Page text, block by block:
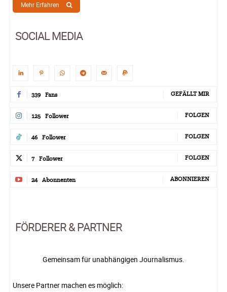
Mehr Erfahren
SOCIAL MEDIA
339 Fans GEFÄLLT MIR
125 Follower FOLGEN
46 Follower FOLGEN
7 Follower FOLGEN
24 Abonnenten ABONNIEREN
FÖRDERER & PARTNER
Gemeinsam für unabhängigen Journalismus.
Unsere Partner machen es möglich: